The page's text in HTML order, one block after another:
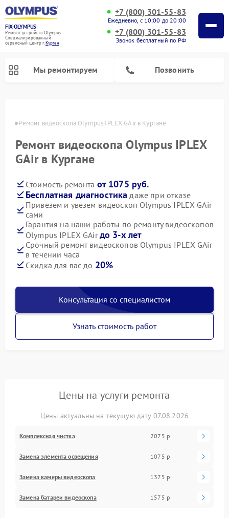
FIX-OLYMPUS
Ремонт устройств Olympus
Специализированный
cервисный центр г.Курган
+7 (800) 301-55-83
Ежедневно, с 10:00 до 20:00
+7 (800) 301-55-83
Звонок бесплатный по РФ
Мы ремонтируем Позвонить
Ремонт видеоскопа Olympus IPLEX GAir в Кургане
Ремонт видеоскопа Olympus IPLEX
GAir в Кургане
Стоимость ремонта от 1075 руб.
Бесплатная диагностика даже при отказе
Привезем и увезем видеоскоп Olympus IPLEX GAir
сами
Гарантия на наши работы по ремонту видеоскопов
Olympus IPLEX GAirдо 3-х лет
Срочный ремонт видеоскопов Olympus IPLEX GAir
в течении часа
Скидка для вас до 20%
Консультация со специалистом
Узнать стоимость работ
Цены на услуги ремонта
Цены актуальны на текущую дату 07.08.2026
Комплексная чистка 2075 р
Замена элемента освещения 1075 р
Замена камеры видеоскопа 1375 р
Замена батареи видеоскопа 1575 р